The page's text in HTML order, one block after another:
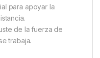
para apoyar la
de la fuerza de
trabaja.